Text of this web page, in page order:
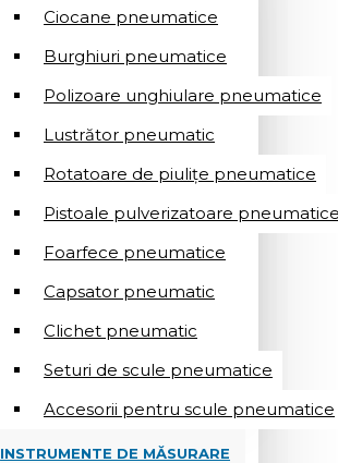
Ciocane pneumatice
Burghiuri pneumatice
Polizoare unghiulare pneumatice
Lustrător pneumatic
Rotatoare de piulițe pneumatice
Pistoale pulverizatoare
Foarfece pneumatice
Capsator pneumatic
Clichet pneumatic
Seturi de scule pneumatice
Accesorii pentru scule pneumatice
INSTRUMENTE DE MĂSURARE